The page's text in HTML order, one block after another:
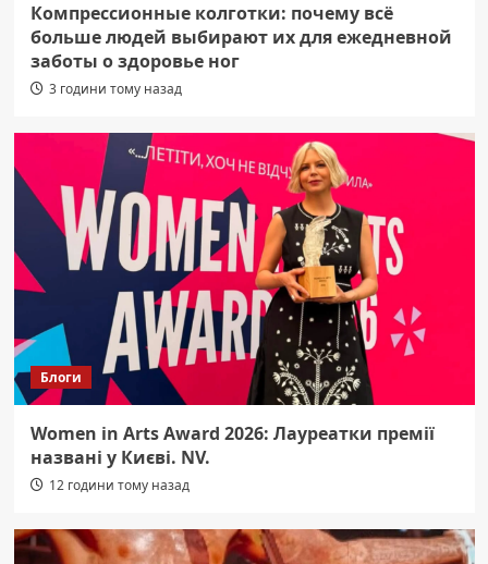
Компрессионные колготки: почему всё
больше людей выбирают их для ежедневной
заботы о здоровье ног
3 години тому назад
Блоги
Women in Arts Award 2026: Лауреатки премії
названі у Києві. NV.
12 години тому назад